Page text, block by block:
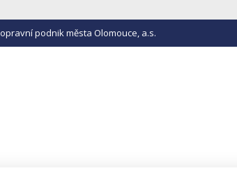
podnik města Olomouce, a.s.